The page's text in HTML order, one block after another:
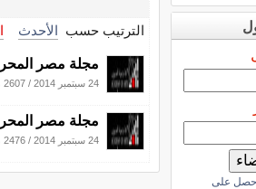
الترتيب حسب الأحدث
مجلة مصر
24 سبتمبر 2014 / 2607 مشاهدة
مجلة مصر
24 سبتمبر 2014 / 2476 مشاهدة
على